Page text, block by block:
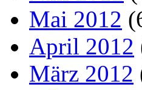
Mai 2012
April 2012
März 2012